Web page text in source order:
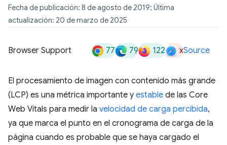
Fecha de publicación: 8 de agosto de 2019; Última
actualización: 20 de marzo de 2025
Browser Support 77 79 122 xSource
El procesamiento de imagen con contenido más grande
(LCP) es una métrica importante y estable de las Core
Web Vitals para medir la velocidad de carga percibida,
ya que marca el punto en el cronograma de carga de la
página cuando es probable que se haya cargado el